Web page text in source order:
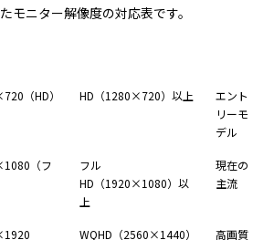
モニター解像度の対応表です。
（HD） HD（1280×720）以上
エント
リーモ
デル
（フ
フル
HD（1920×1080）以
上
現在の
主流
WQHD（2560×1440）
高画質